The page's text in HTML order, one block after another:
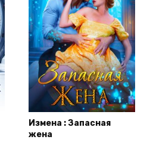
Измена : Запасная
жена